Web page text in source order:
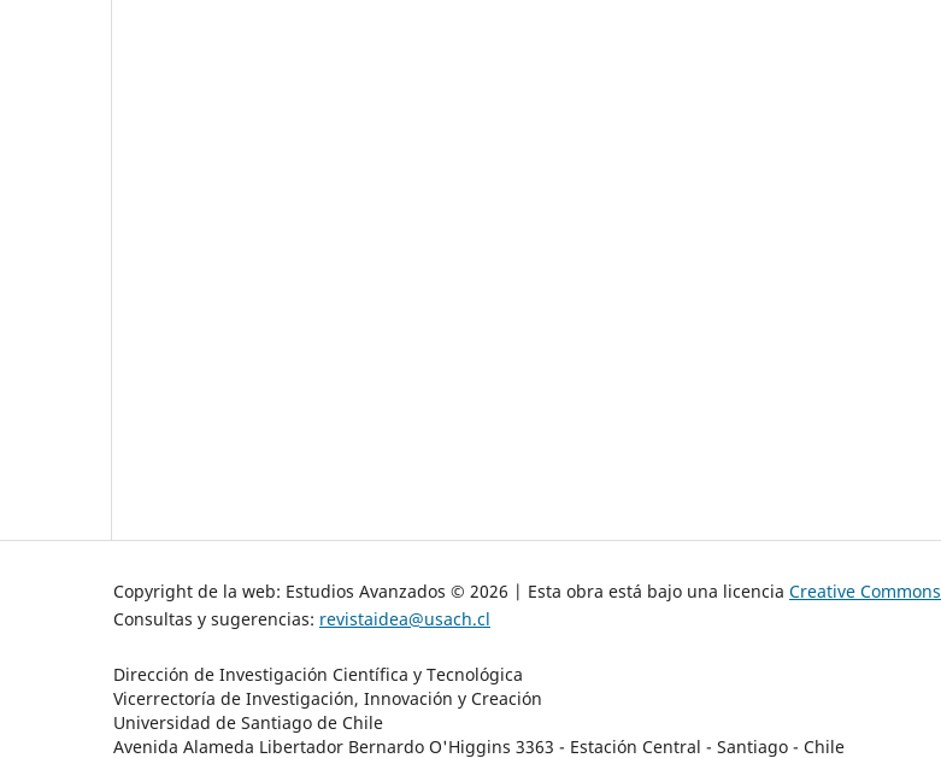
Copyright de la web: Estudios Avanzados © 2026 | Esta obra está bajo una licencia Creative Commons
Consultas y sugerencias: revistaidea@usach.cl
Dirección de Investigación Científica y Tecnológica
Vicerrectoría de Investigación, Innovación y Creación
Universidad de Santiago de Chile
Avenida Alameda Libertador Bernardo O'Higgins 3363 - Estación Central - Santiago - Chile